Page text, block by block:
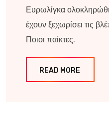
Ευρωλίγκα
έχουν ξεχωρίσει τις
Ποιοι παίκτες.
READ MORE